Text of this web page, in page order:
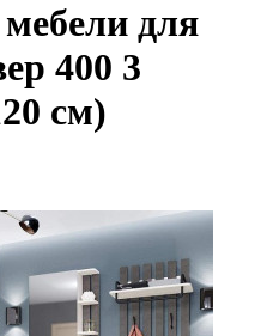
для
400 3
см)